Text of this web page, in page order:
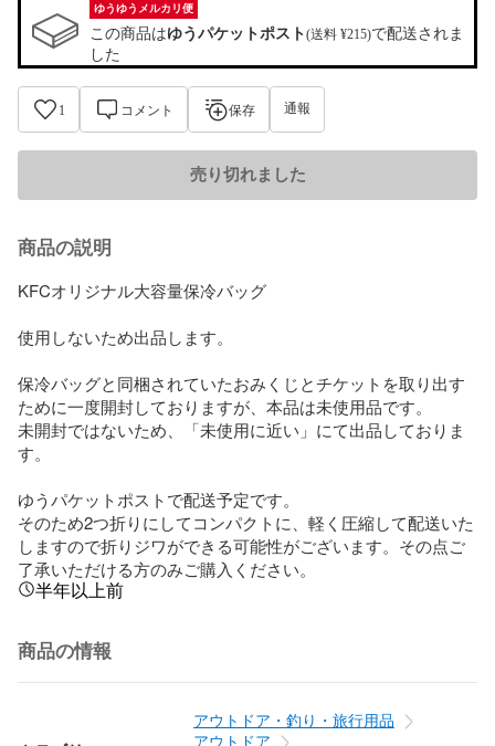
ゆうゆうメルカリ便
この商品はゆうパケットポスト(送料 ¥215)で配送されま
した
1 コメント 保存 通報
売り切れました
商品の説明
KFCオリジナル大容量保冷バッグ
使用しないため出品します。
保冷バッグと同梱されていたおみくじとチケットを取り出す
ために一度開封しておりますが、本品は未使用品です。
未開封ではないため、「未使用に近い」にて出品しておりま
す。
ゆうパケットポストで配送予定です。
そのため2つ折りにしてコンパクトに、軽く圧縮して配送いた
しますので折りジワができる可能性がございます。その点ご
了承いただける方のみご購入ください。
半年以上前
商品の情報
アウトドア・釣り・旅行用品
アウトドア